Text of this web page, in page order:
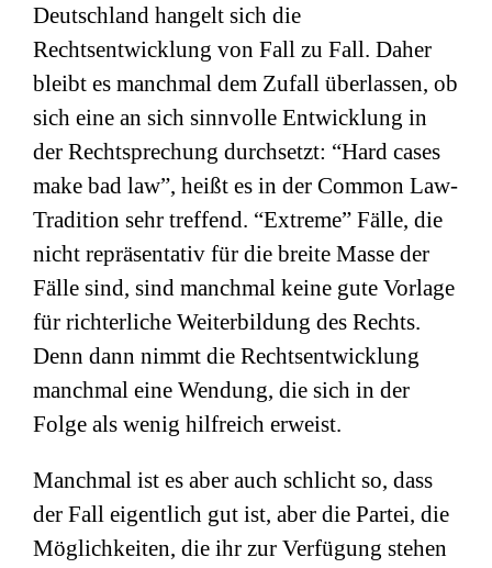
Deutschland hangelt sich die
Rechtsentwicklung von Fall zu Fall. Daher
bleibt es manchmal dem Zufall überlassen, ob
sich eine an sich sinnvolle Entwicklung in
der Rechtsprechung durchsetzt: “Hard cases
make bad law”, heißt es in der Common Law-
Tradition sehr treffend. “Extreme” Fälle, die
nicht repräsentativ für die breite Masse der
Fälle sind, sind manchmal keine gute Vorlage
für richterliche Weiterbildung des Rechts.
Denn dann nimmt die Rechtsentwicklung
manchmal eine Wendung, die sich in der
Folge als wenig hilfreich erweist.
Manchmal ist es aber auch schlicht so, dass
der Fall eigentlich gut ist, aber die Partei, die
Möglichkeiten, die ihr zur Verfügung stehen